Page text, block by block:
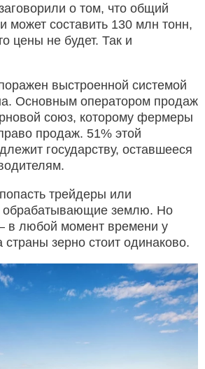
о том, что общий
может составить 130 млн тонн,
цены не будет. Так и
выстроенной системой
Основным оператором продаж
союз, которому фермеры
продаж. 51% этой
государству, оставшееся
трейдеры или
обрабатывающие землю. Но
в любой момент времени у
зерно стоит одинаково.